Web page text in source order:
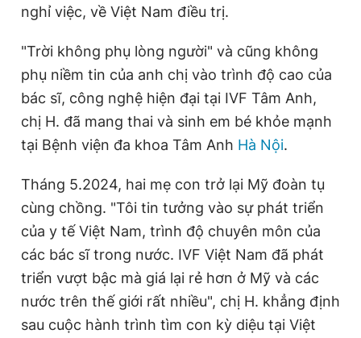
nghỉ việc, về Việt Nam điều trị.
"Trời không phụ lòng người" và cũng không
phụ niềm tin của anh chị vào trình độ cao của
bác sĩ, công nghệ hiện đại tại IVF Tâm Anh,
chị H. đã mang thai và sinh em bé khỏe mạnh
tại Bệnh viện đa khoa Tâm Anh Hà Nội.
Tháng 5.2024, hai mẹ con trở lại Mỹ đoàn tụ
cùng chồng. "Tôi tin tưởng vào sự phát triển
của y tế Việt Nam, trình độ chuyên môn của
các bác sĩ trong nước. IVF Việt Nam đã phát
triển vượt bậc mà giá lại rẻ hơn ở Mỹ và các
nước trên thế giới rất nhiều", chị H. khẳng định
sau cuộc hành trình tìm con kỳ diệu tại Việt